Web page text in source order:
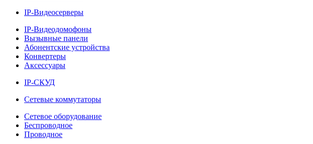
IP-Видеосерверы
IP-Видеодомофоны
Вызывные панели
Абонентские устройства
Конвертеры
Аксессуары
IP-СКУД
Сетевые коммутаторы
Сетевое оборудование
Беспроводное
Проводное